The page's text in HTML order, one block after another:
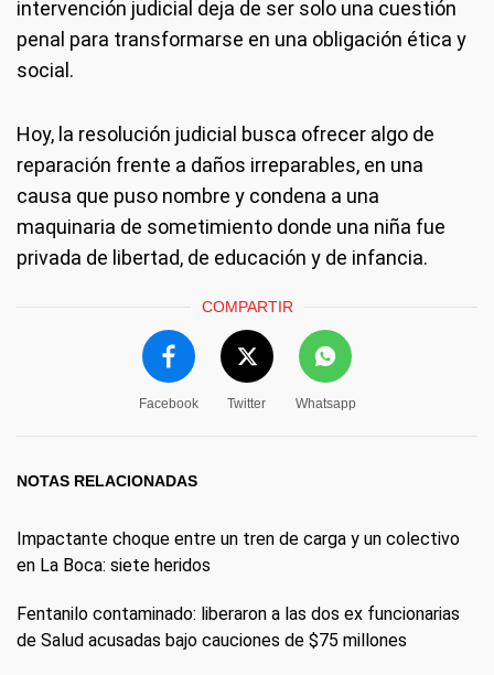
intervención judicial deja de ser solo una cuestión
penal para transformarse en una obligación ética y
social.
Hoy, la resolución judicial busca ofrecer algo de
reparación frente a daños irreparables, en una
causa que puso nombre y condena a una
maquinaria de sometimiento donde una niña fue
privada de libertad, de educación y de infancia.
COMPARTIR
Facebook Twitter Whatsapp
NOTAS RELACIONADAS
Impactante choque entre un tren de carga y un colectivo
en La Boca: siete heridos
Fentanilo contaminado: liberaron a las dos ex funcionarias
de Salud acusadas bajo cauciones de $75 millones